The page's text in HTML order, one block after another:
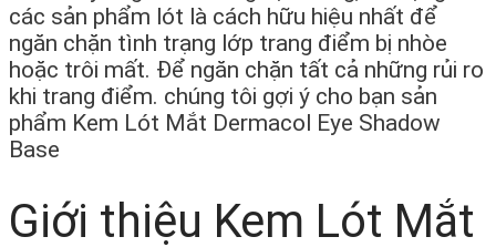
các sản phẩm lót là cách hữu hiệu nhất để
ngăn chặn tình trạng lớp trang điểm bị nhòe
hoặc trôi mất. Để ngăn chặn tất cả những rủi ro
khi trang điểm. chúng tôi gợi ý cho bạn sản
phẩm Kem Lót Mắt Dermacol Eye Shadow
Base
Giới thiệu Kem Lót Mắt